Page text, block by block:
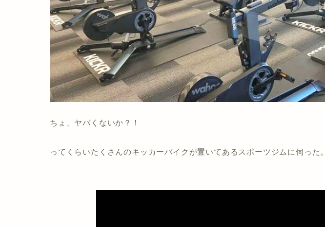
ちょ、ヤバくないか？！
ってくらいたくさんのキッカーバイクが置いてあるスポーツジムに伺った。